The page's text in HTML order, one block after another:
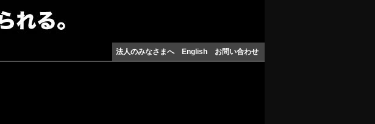
法人のみなさまへ English お問い合わせ